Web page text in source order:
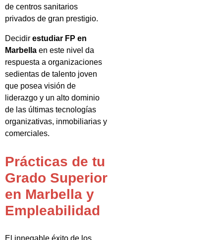
de centros sanitarios
privados de gran prestigio.
Decidir estudiar FP en
Marbella en este nivel da
respuesta a organizaciones
sedientas de talento joven
que posea visión de
liderazgo y un alto dominio
de las últimas tecnologías
organizativas, inmobiliarias y
comerciales.
Prácticas de tu
Grado Superior
en Marbella y
Empleabilidad
El innegable éxito de los